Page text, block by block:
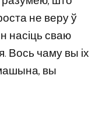
не веру ў
насіць сваю
Вось чаму вы іх
вы